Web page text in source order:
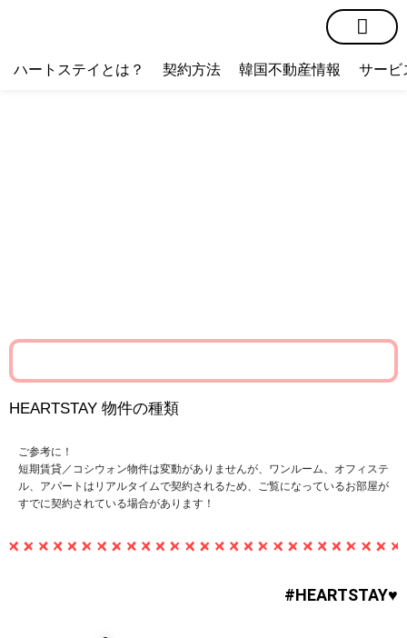
ハートステイとは？ 契約方法 韓国不動産情報 サービ
HEARTSTAY 物件の種類
ご参考に！
短期賃貸／コシウォン物件は変動がありませんが、ワンルーム、オフィステ
ル、アパートはリアルタイムで契約されるため、ご覧になっているお部屋が
すでに契約されている場合があります！
#HEARTSTAY♥